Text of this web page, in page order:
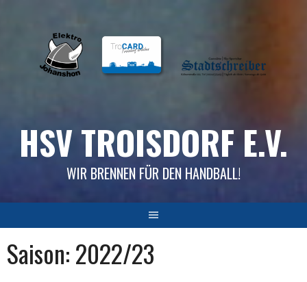
HSV TROISDORF E.V.
WIR BRENNEN FÜR DEN HANDBALL!
Saison:2022/23